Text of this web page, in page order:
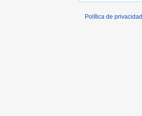
Política de privacidad